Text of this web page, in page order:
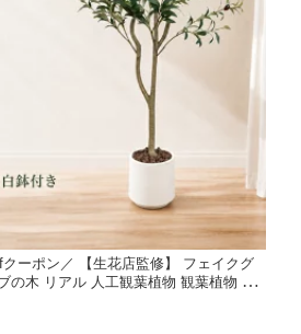
ーポン／ 【生花店監修】 フェイクグ
の木 リアル 人工観葉植物 観葉植物 フ
ンテリア 室内 オフィス おしゃれ 装飾
の日 ギフト Kugusa ＼レビュー特典あ